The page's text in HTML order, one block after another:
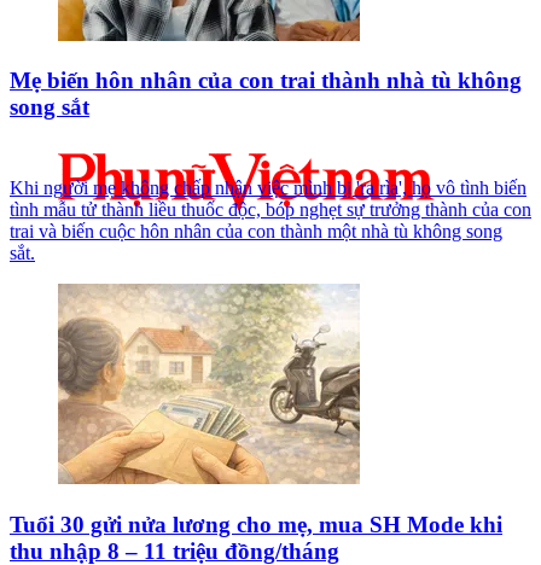
Mẹ biến hôn nhân của con trai thành nhà tù không
song sắt
Khi người mẹ không chấp nhận việc mình bị 'ra rìa', họ vô tình biến
tình mẫu tử thành liều thuốc độc, bóp nghẹt sự trưởng thành của con
trai và biến cuộc hôn nhân của con thành một nhà tù không song
sắt.
Tuổi 30 gửi nửa lương cho mẹ, mua SH Mode khi
thu nhập 8 – 11 triệu đồng/tháng